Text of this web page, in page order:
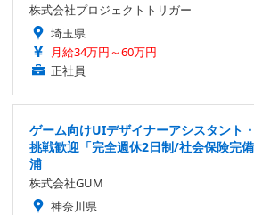
株式会社プロジェクトトリガー
埼玉県
月給34万円～60万円
正社員
ゲーム向けUIデザイナーアシスタント
挑戦歓迎「完全週休2日制/社会保険完
浦
株式会社GUM
神奈川県